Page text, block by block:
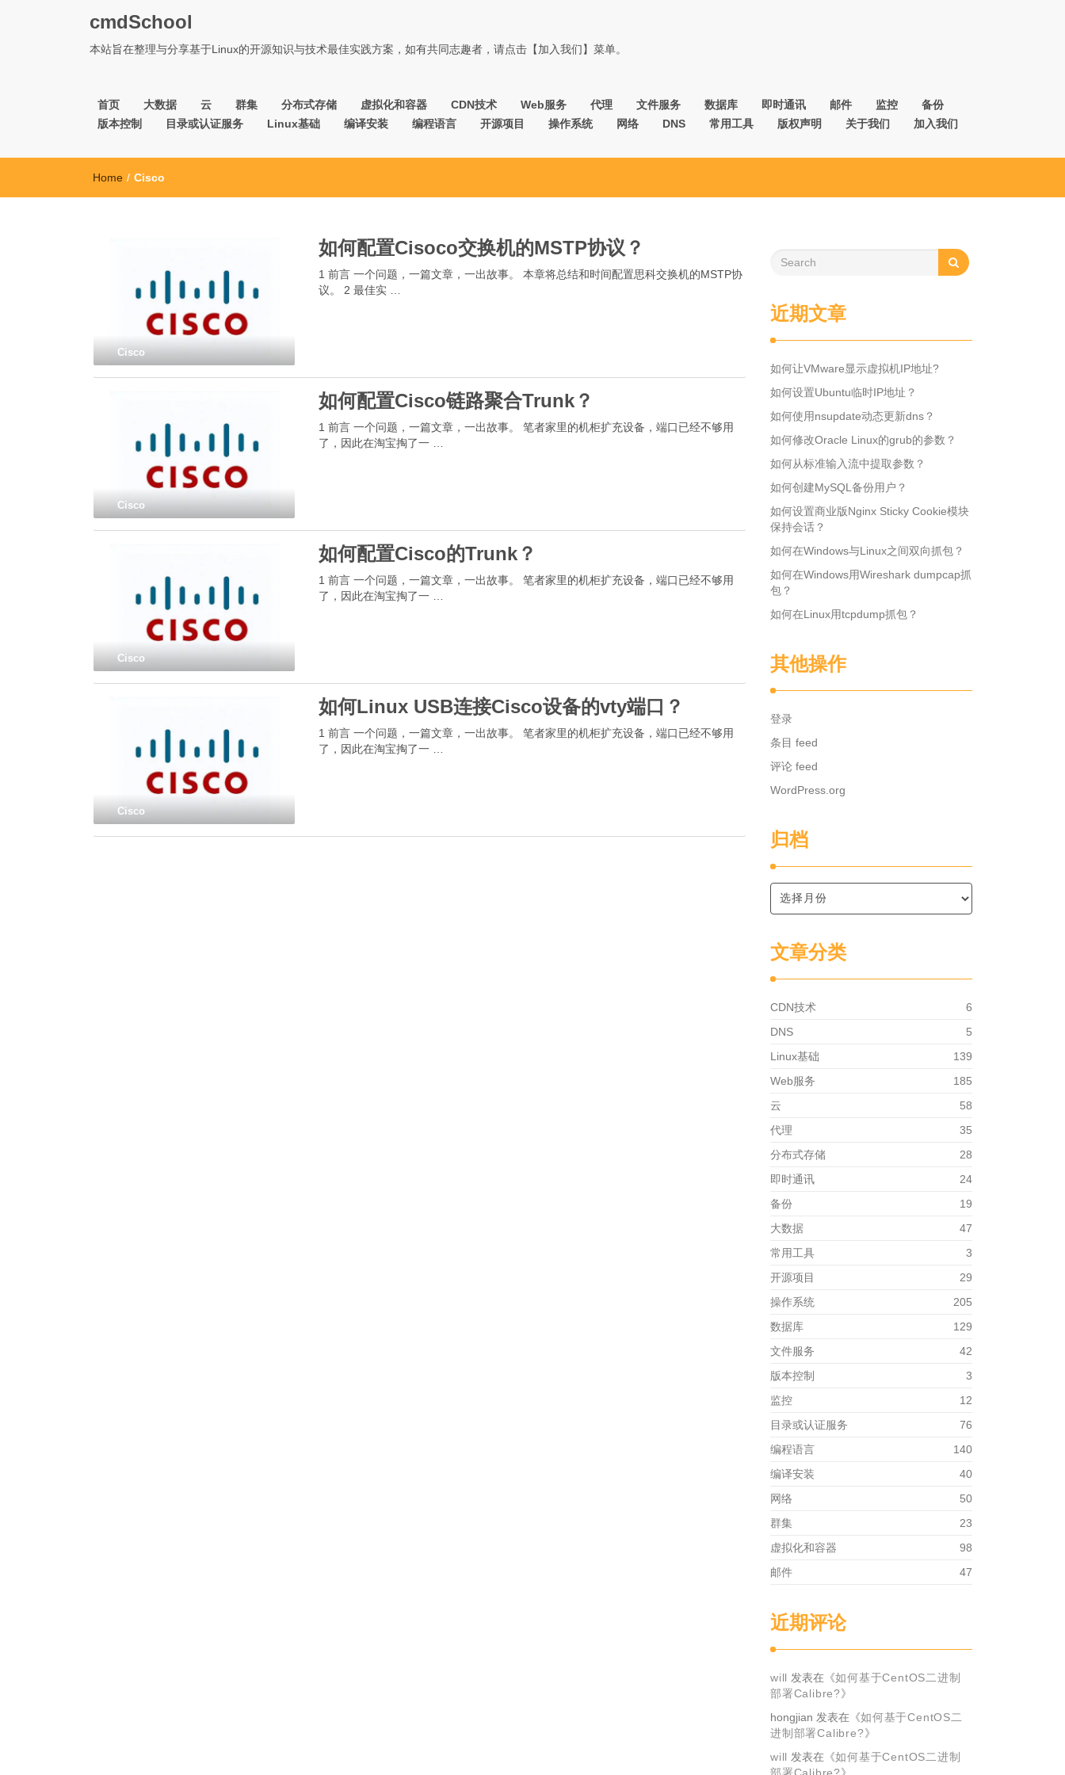
cmdSchool
本站旨在整理与分享基于Linux的开源知识与技术最佳实践方案，如有共同志趣者，请点击【加入我们】菜单。
首页 大数据 云 群集 分布式存储 虚拟化和容器 CDN技术 Web服务 代理 文件服务 数据库 即时通讯 邮件 监控
备份
版本控制
目录或认证服务 Linux基础 编译安装 编程语言 开源项目 操作系统 网络 DNS 常用工具 版权声明 关于我们 加入我们
Home / Cisco
Cisco
如何配置Cisoco交换机的MSTP协议？
1 前言 一个问题，一篇文章，一出故事。 本章将总结和时间配置思科交换机的MSTP协
议。 2 最佳实 …
Cisco
如何配置Cisco链路聚合Trunk？
1 前言 一个问题，一篇文章，一出故事。 笔者家里的机柜扩充设备，端口已经不够用
了，因此在淘宝掏了一 …
Cisco
如何配置Cisco的Trunk？
1 前言 一个问题，一篇文章，一出故事。 笔者家里的机柜扩充设备，端口已经不够用
了，因此在淘宝掏了一 …
Cisco
如何Linux USB连接Cisco设备的vty端口？
1 前言 一个问题，一篇文章，一出故事。 笔者家里的机柜扩充设备，端口已经不够用
了，因此在淘宝掏了一 …
近期文章
如何让VMware显示虚拟机IP地址?
如何设置Ubuntu临时IP地址？
如何使用nsupdate动态更新dns？
如何修改Oracle Linux的grub的参数？
如何从标准输入流中提取参数？
如何创建MySQL备份用户？
如何设置商业版Nginx Sticky Cookie模块
保持会话？
如何在Windows与Linux之间双向抓包？
如何在Windows用Wireshark dumpcap抓
包？
如何在Linux用tcpdump抓包？
其他操作
登录
条目 feed
评论 feed
WordPress.org
归档
文章分类
CDN技术
6
DNS
5
Linux基础
139
Web服务
185
云
58
代理
35
分布式存储
28
即时通讯
24
备份
19
大数据
47
常用工具
3
开源项目
29
操作系统
205
数据库
129
文件服务
42
版本控制
3
监控
12
目录或认证服务
76
编程语言
140
编译安装
40
网络
50
群集
23
虚拟化和容器
98
邮件
47
近期评论
will 发表在《如何基于CentOS二进制
部署Calibre?》
hongjian 发表在《如何基于CentOS二
进制部署Calibre?》
will 发表在《如何基于CentOS二进制